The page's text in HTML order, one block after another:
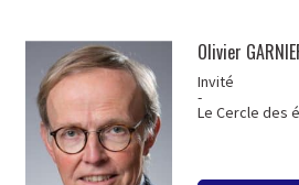
Olivier
Invité
-
Le Cercle des